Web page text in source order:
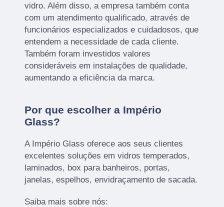
vidro. Além disso, a empresa também conta
com um atendimento qualificado, através de
funcionários especializados e cuidadosos, que
entendem a necessidade de cada cliente.
Também foram investidos valores
consideráveis em instalações de qualidade,
aumentando a eficiência da marca.
Por que escolher a Império
Glass?
A Império Glass oferece aos seus clientes
excelentes soluções em vidros temperados,
laminados, box para banheiros, portas,
janelas, espelhos, envidraçamento de sacada.
Saiba mais sobre nós: